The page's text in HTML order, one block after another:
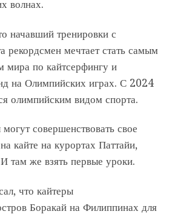
волнах.
начавший тренировки с
рекордсмен мечтает стать самым
по кайтсерфингу и
на Олимпийских играх. С 2024
олимпийским видом спорта.
совершенствовать свое
кайте на курортах Паттайи,
там же взять первые уроки.
что кайтеры
Боракай на Филиппинах для